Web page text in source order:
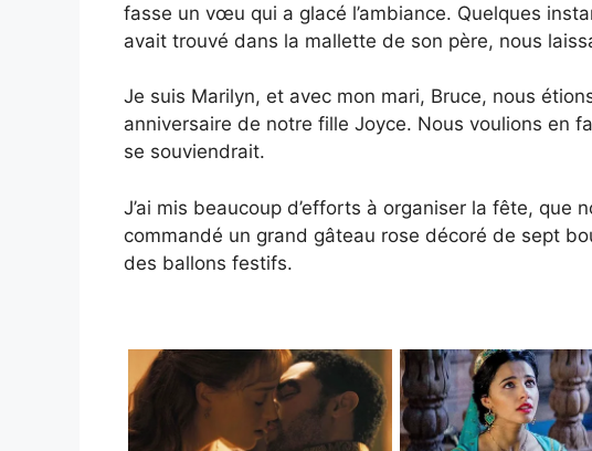
fasse un vœu qui a glacé l’ambiance. Quelques
avait trouvé dans la mallette de son père, nous
Je suis Marilyn, et avec mon mari, Bruce, nous
anniversaire de notre fille Joyce. Nous voulions en
se souviendrait.
J’ai mis beaucoup d’efforts à organiser la fête, que
commandé un grand gâteau rose décoré de sept
des ballons festifs.